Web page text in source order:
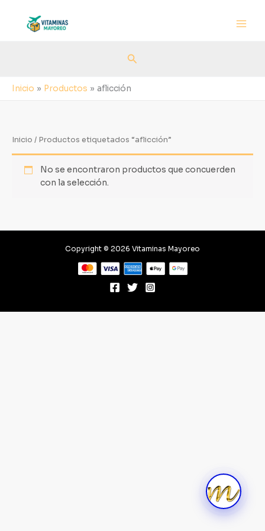
contenido
Buscar
Inicio Productos aflicción
Inicio / Productos etiquetados “aflicción”
No se encontraron productos que concuerden
con la selección.
Copyright © 2026 Vitaminas Mayoreo